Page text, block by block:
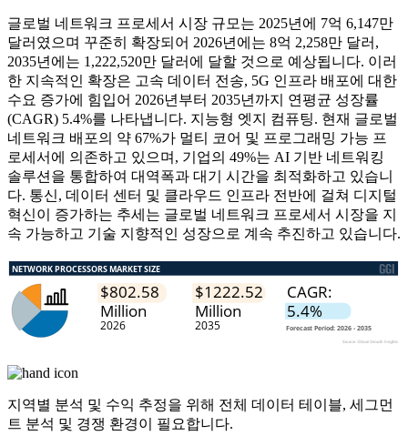
글로벌 네트워크 프로세서 시장 규모는 2025년에 7억 6,147만
달러였으며 꾸준히 확장되어 2026년에는 8억 2,258만 달러,
2035년에는 1,222,520만 달러에 달할 것으로 예상됩니다. 이러
한 지속적인 확장은 고속 데이터 전송, 5G 인프라 배포에 대한
수요 증가에 힘입어 2026년부터 2035년까지 연평균 성장률
(CAGR) 5.4%를 나타냅니다. 지능형 엣지 컴퓨팅. 현재 글로벌
네트워크 배포의 약 67%가 멀티 코어 및 프로그래밍 가능 프
로세서에 의존하고 있으며, 기업의 49%는 AI 기반 네트워킹
솔루션을 통합하여 대역폭과 대기 시간을 최적화하고 있습니
다. 통신, 데이터 센터 및 클라우드 인프라 전반에 걸쳐 디지털
혁신이 증가하는 추세는 글로벌 네트워크 프로세서 시장을 지
속 가능하고 기술 지향적인 성장으로 계속 추진하고 있습니다.
지역별 분석 및 수익 추정을 위해 전체 데이터 테이블, 세그먼
트 분석 및 경쟁 환경이 필요합니다.